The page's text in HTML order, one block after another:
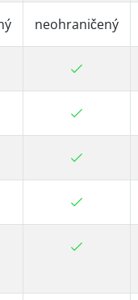
neohraničený